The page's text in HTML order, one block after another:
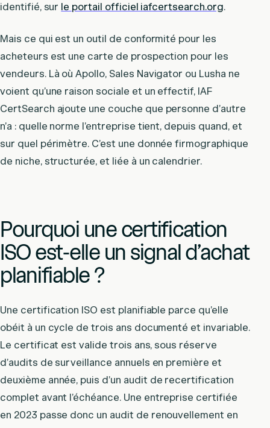
identifié, sur le portail officiel iafcertsearch.org.
Mais ce qui est un outil de conformité pour les
acheteurs est une carte de prospection pour les
vendeurs. Là où Apollo, Sales Navigator ou Lusha ne
voient qu’une raison sociale et un effectif, IAF
CertSearch ajoute une couche que personne d’autre
n’a : quelle norme l’entreprise tient, depuis quand, et
sur quel périmètre. C’est une donnée firmographique
de niche, structurée, et liée à un calendrier.
Pourquoi une certification
ISO est-elle un signal d’achat
planifiable ?
Une certification ISO est planifiable parce qu’elle
obéit à un cycle de trois ans documenté et invariable.
Le certificat est valide trois ans, sous réserve
d’audits de surveillance annuels en première et
deuxième année, puis d’un audit de recertification
complet avant l’échéance. Une entreprise certifiée
en 2023 passe donc un audit de renouvellement en